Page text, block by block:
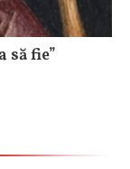
să fie”